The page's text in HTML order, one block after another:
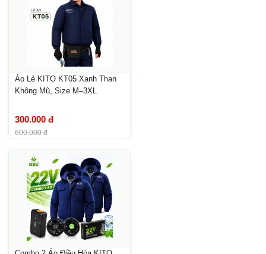
Áo Lẻ KITO KT05 Xanh Than
Không Mũ, Size M–3XL
300.000 đ
600.000 đ